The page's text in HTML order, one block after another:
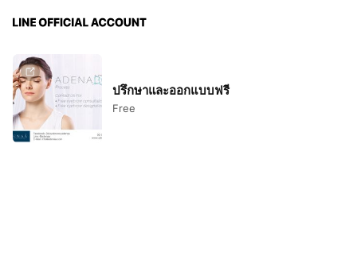
ปรึกษาและออกแบบฟรี
Free